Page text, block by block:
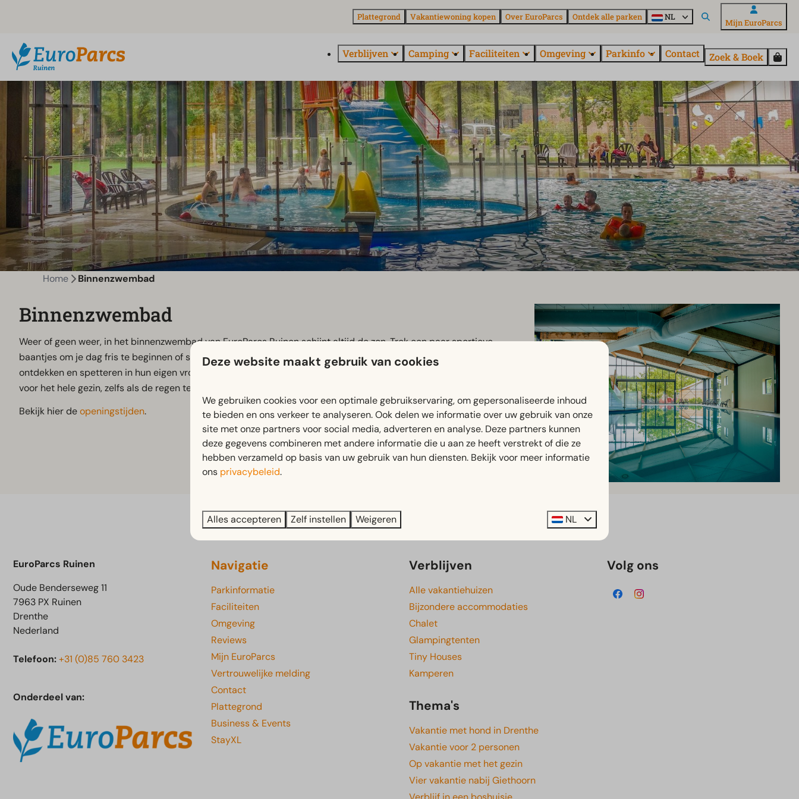
Plattegrond Vakantiewoning kopen Over EuroParcs Ontdek alle parken NL
Mijn EuroParcs
Verblijven Camping Faciliteiten Omgeving Parkinfo Contact Zoek & Boek
Home Binnenzwembad
Binnenzwembad
Weer of geen weer, in het binnenzwembad van EuroParcs Ruinen schijnt altijd de zon. Trek een paar sportieve
baantjes om je dag fris te beginnen of suis van de glijbaan voor de ultieme adrenalinekick. Terwijl de kleintjes veilig
ontdekken en spetteren in hun eigen vrolijke peuterbad, geniet jij van het heerlijk warme water. Een perfect uitje
voor het hele gezin, zelfs als de regen tegen de ramen slaat!
Bekijk hier deopeningstijden.
Veilig betalen
EuroParcs Ruinen
Oude Benderseweg 11
7963 PX Ruinen
Drenthe
Nederland
Telefoon:+31 (0)85 760 3423
Onderdeel van:
Navigatie
Parkinformatie
Faciliteiten
Omgeving
Reviews
Mijn EuroParcs
Vertrouwelijke melding
Contact
Plattegrond
Business & Events
StayXL
Verblijven
Alle vakantiehuizen
Bijzondere accommodaties
Chalet
Glampingtenten
Tiny Houses
Kamperen
Thema's
Vakantie met hond in Drenthe
Vakantie voor 2 personen
Op vakantie met het gezin
Vier vakantie nabij Giethoorn
Volg ons
Deze website maakt gebruik van cookies
We gebruiken cookies voor een optimale gebruikservaring, om gepersonaliseerde inhoud
te bieden en ons verkeer te analyseren. Ook delen we informatie over uw gebruik van onze
site met onze partners voor social media, adverteren en analyse. Deze partners kunnen
deze gegevens combineren met andere informatie die u aan ze heeft verstrekt of die ze
hebben verzameld op basis van uw gebruik van hun diensten. Bekijk voor meer informatie
ons privacybeleid.
Alles accepteren Zelf instellen Weigeren NL